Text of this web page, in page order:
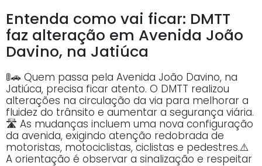
Entenda como vai ficar: DMTT
faz alteração em Avenida João
Davino, na Jatiúca
🚦🚗 Quem passa pela Avenida João Davino, na
Jatiúca, precisa ficar atento. O DMTT realizou
alterações na circulação da via para melhorar a
fluidez do trânsito e aumentar a segurança viária.
🛣️ As mudanças incluem uma nova configuração
da avenida, exigindo atenção redobrada de
motoristas, motociclistas, ciclistas e pedestres.⚠️
A orientação é observar a sinalização e respeitar